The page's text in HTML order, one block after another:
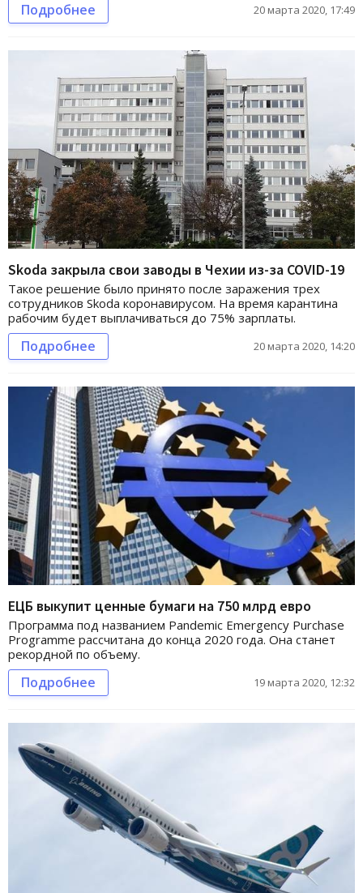
Подробнее 20 марта 2020, 17:49
Skoda закрыла свои заводы в Чехии из-за COVID-19
Такое решение было принято после заражения трех
сотрудников Skoda коронавирусом. На время карантина
рабочим будет выплачиваться до 75% зарплаты.
Подробнее 20 марта 2020, 14:20
ЕЦБ выкупит ценные бумаги на 750 млрд евро
Программа под названием Pandemic Emergency Purchase
Programme рассчитана до конца 2020 года. Она станет
рекордной по объему.
Подробнее 19 марта 2020, 12:32